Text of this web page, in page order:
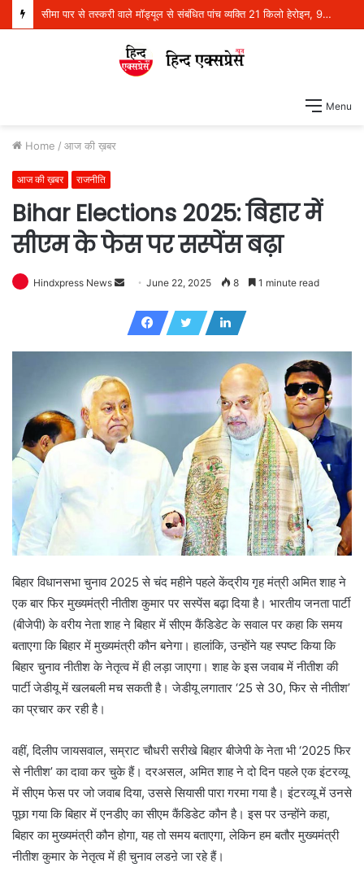
सीमा पार से तस्करी वाले मॉड्यूल से संबंधित पांच व्यक्ति 21 किलो हेरोइन, 970 ग्राम आईसीई और एक पिस्तौल सहित गिरफ्तार
Menu
Home / आज की ख़बर
आज की ख़बर राजनीति
Bihar Elections 2025: बिहार में
सीएम के फेस पर सस्पेंस बढ़ा
Hindxpress News
n
e
m
a
June 22, 2025 8 1 minute read
बिहार विधानसभा चुनाव 2025 से चंद महीने पहले केंद्रीय गृह मंत्री अमित शाह ने
एक बार फिर मुख्यमंत्री नीतीश कुमार पर सस्पेंस बढ़ा दिया है। भारतीय जनता पार्टी
(बीजेपी) के वरीय नेता शाह ने बिहार में सीएम कैंडिडेट के सवाल पर कहा कि समय
बताएगा कि बिहार में मुख्यमंत्री कौन बनेगा। हालांकि, उन्होंने यह स्पष्ट किया कि
बिहार चुनाव नीतीश के नेतृत्व में ही लड़ा जाएगा। शाह के इस जवाब में नीतीश की
पार्टी जेडीयू में खलबली मच सकती है। जेडीयू लगातार ‘25 से 30, फिर से नीतीश’
का प्रचार कर रही है।
वहीं, दिलीप जायसवाल, सम्राट चौधरी सरीखे बिहार बीजेपी के नेता भी ‘2025 फिर
से नीतीश’ का दावा कर चुके हैं। दरअसल, अमित शाह ने दो दिन पहले एक इंटरव्यू
में सीएम फेस पर जो जवाब दिया, उससे सियासी पारा गरमा गया है। इंटरव्यू में उनसे
पूछा गया कि बिहार में एनडीए का सीएम कैंडिडेट कौन है। इस पर उन्होंने कहा,
बिहार का मुख्यमंत्री कौन होगा, यह तो समय बताएगा, लेकिन हम बतौर मुख्यमंत्री
नीतीश कुमार के नेतृत्व में ही चुनाव लडऩे जा रहे हैं।